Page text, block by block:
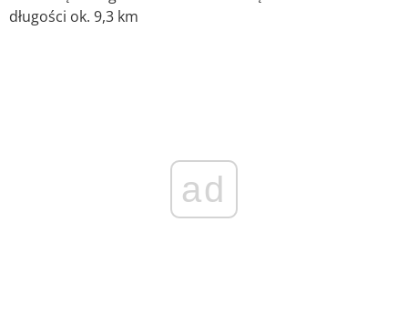
długości ok. 9,3 km
ad